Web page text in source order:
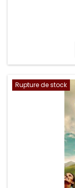
Rupture de stock